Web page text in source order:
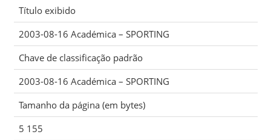
Título exibido
2003-08-16 Académica – SPORTING
Chave de classificação padrão
2003-08-16 Académica – SPORTING
Tamanho da página (em bytes)
5 155